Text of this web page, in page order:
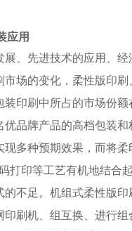
应用
展、先进技术的应用、经
场的变化，柔性版印刷
装印刷中所占的市场份额
品牌产品的高档包装和
多种预期效果，而将柔
打印等工艺有机地结合
不足。机组式柔性版印
印刷机、组互换、进行组